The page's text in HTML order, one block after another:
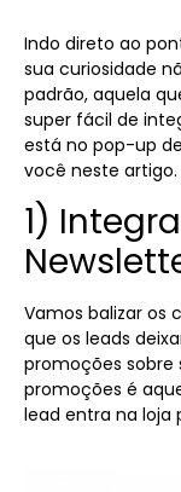
Indo direto ao
sua curiosidade
padrão, aquela
super fácil de
está no pop-up
você neste artigo.
1)
Vamos balizar os
que os leads
promoções sobre
promoções é
lead entra na loja